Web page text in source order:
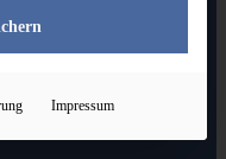
Impressum